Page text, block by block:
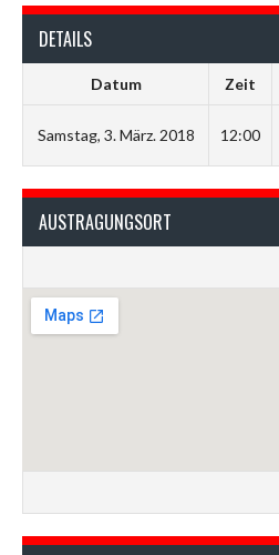
DETAILS
Datum Zeit
Samstag, 3. März. 2018 12:00
AUSTRAGUNGSORT